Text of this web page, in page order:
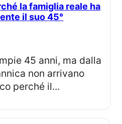
il suo 45°
non arrivano
perché il...